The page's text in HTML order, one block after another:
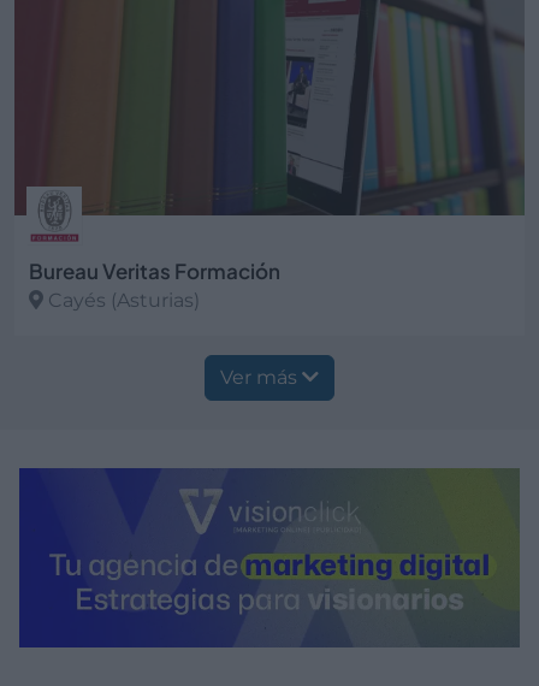
Bureau Veritas Formación
Cayés (Asturias)
Ver más